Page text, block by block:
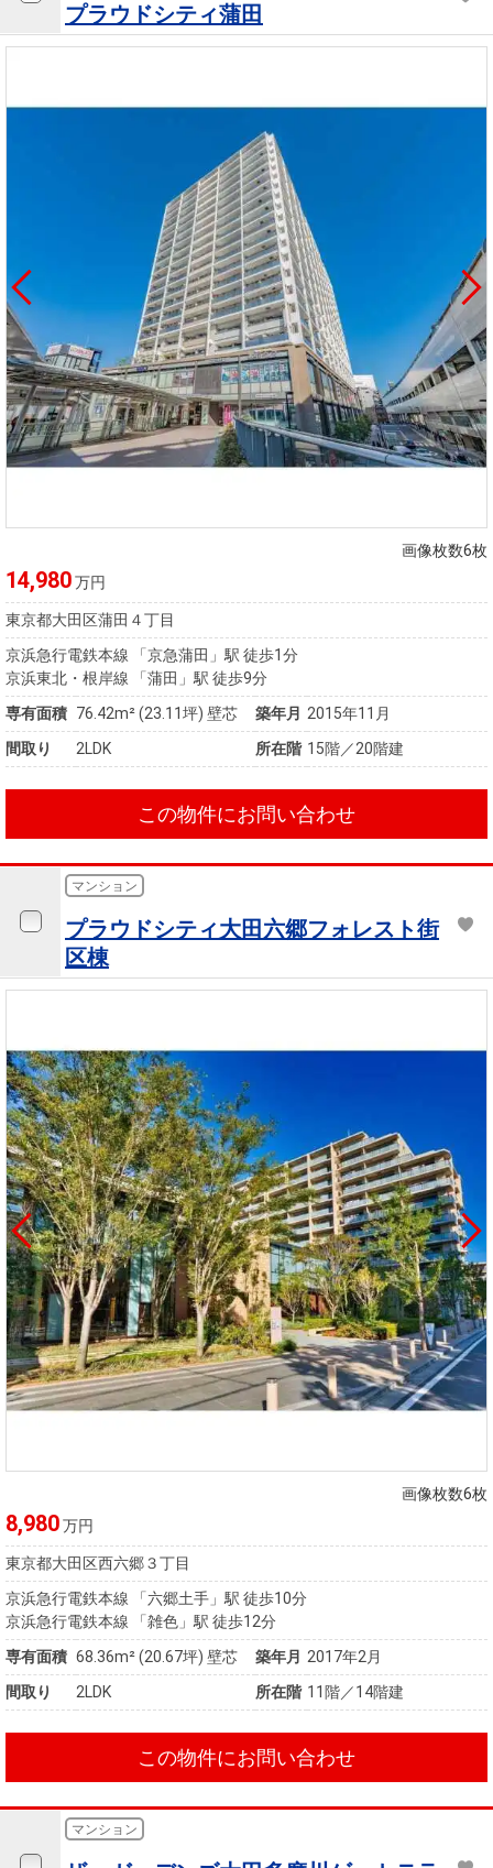
プラウドシティ蒲田
画像枚数6枚
14,980万円
東京都大田区蒲田４丁目
京浜急行電鉄本線 「京急蒲田」駅 徒歩1分
京浜東北・根岸線 「蒲田」駅 徒歩9分
専有面積 76.42m²(23.11坪) 壁芯 築年月 2015年11月
間取り
2LDK 所在階 15階／20階建
この物件にお問い合わせ
マンション
プラウドシティ大田六郷フォレスト街
区棟
画像枚数6枚
8,980万円
東京都大田区西六郷３丁目
京浜急行電鉄本線 「六郷土手」駅 徒歩10分
京浜急行電鉄本線 「雑色」駅 徒歩12分
専有面積 68.36m²(20.67坪) 壁芯 築年月 2017年2月
間取り
2LDK 所在階 11階／14階建
この物件にお問い合わせ
マンション